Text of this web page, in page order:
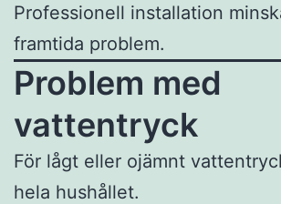
Professionell installation
framtida problem.
Problem med
vattentryck
För lågt eller ojämnt
hela hushållet.